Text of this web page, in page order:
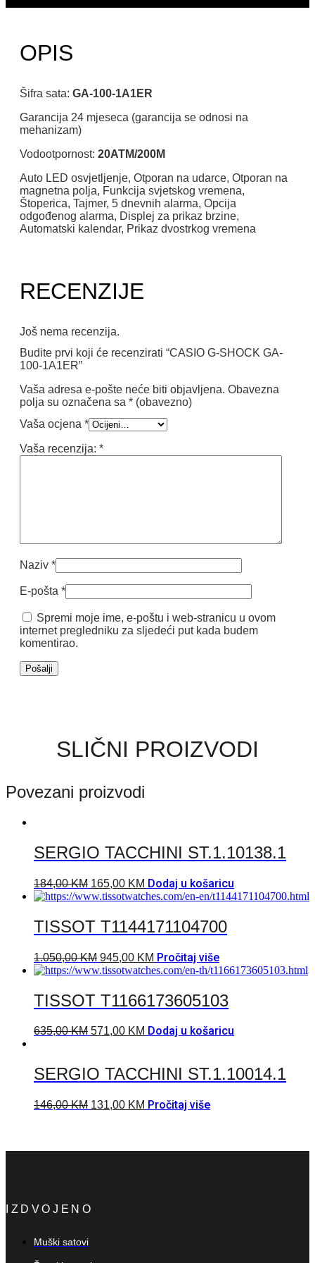
OPIS
Šifra sata: GA-100-1A1ER
Garancija 24 mjeseca (garancija se odnosi na
mehanizam)
Vodootpornost: 20ATM/200M
Auto LED osvjetljenje, Otporan na udarce, Otporan na
magnetna polja, Funkcija svjetskog vremena,
Štoperica, Tajmer, 5 dnevnih alarma, Opcija
odgođenog alarma, Displej za prikaz brzine,
Automatski kalendar, Prikaz dvostrkog vremena
RECENZIJE
Još nema recenzija.
Budite prvi koji će recenzirati “CASIO G-SHOCK GA-
100-1A1ER”
Vaša adresa e-pošte neće biti objavljena. Obavezna
polja su označena sa * (obavezno)
Vaša ocjena *
Vaša recenzija: *
Naziv *
E-pošta *
Spremi moje ime, e-poštu i web-stranicu u ovom
internet pregledniku za sljedeći put kada budem
komentirao.
SLIČNI PROIZVODI
Povezani proizvodi
SERGIO TACCHINI ST.1.10138.1
184,00KM 165,00 KM Dodaj u košaricu
TISSOT T1144171104700
1.050,00KM 945,00 KM Pročitaj više
TISSOT T1166173605103
635,00KM 571,00 KM Dodaj u košaricu
SERGIO TACCHINI ST.1.10014.1
146,00KM 131,00 KM Pročitaj više
IZDVOJENO
Muški satovi